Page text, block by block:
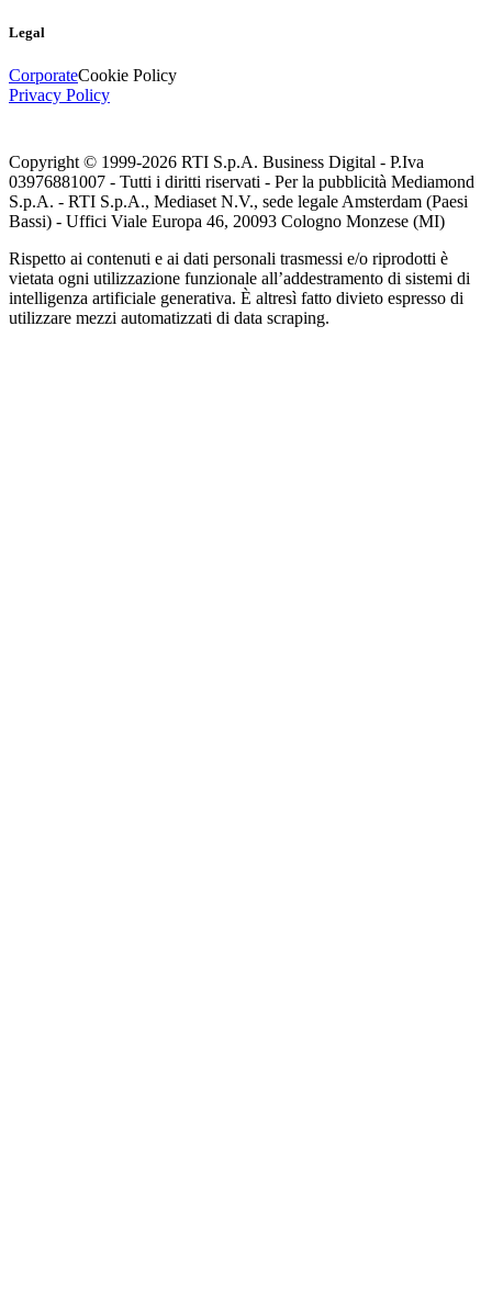
Legal
CorporateCookie Policy
Privacy Policy
Copyright © 1999-2026 RTI S.p.A. Business Digital - P.Iva
03976881007 - Tutti i diritti riservati - Per la pubblicità Mediamond
S.p.A. - RTI S.p.A., Mediaset N.V., sede legale Amsterdam (Paesi
Bassi) - Uffici Viale Europa 46, 20093 Cologno Monzese (MI)
Rispetto ai contenuti e ai dati personali trasmessi e/o riprodotti è
vietata ogni utilizzazione funzionale all’addestramento di sistemi di
intelligenza artificiale generativa. È altresì fatto divieto espresso di
utilizzare mezzi automatizzati di data scraping.